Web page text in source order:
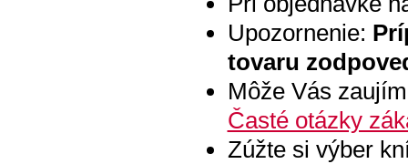
Upozornenie:
tovaru
Môže Vás
Časté otázky
Zúžte si výber